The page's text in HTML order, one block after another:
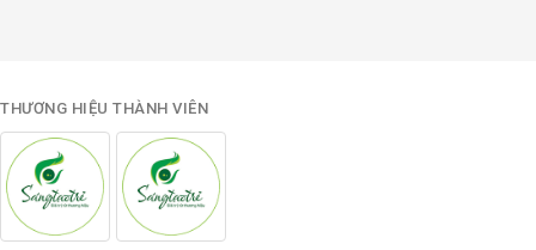
THƯƠNG HIỆU THÀNH VIÊN